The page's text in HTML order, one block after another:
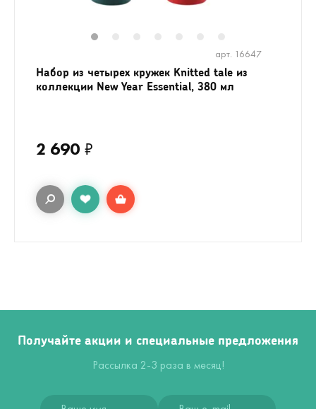
арт. 16647
Набор из четырех кружек Knitted tale из
коллекции New Year Essential, 380 мл
2 690 ₽
Получайте акции и специальные предложения
Рассылка 2-3 раза в месяц!